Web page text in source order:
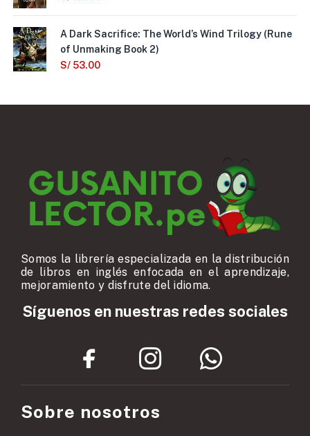
A Dark Sacrifice: The World’s Wind Trilogy (Rune
of Unmaking Book 2)
S/ 53.00
Somos la librería especializada en la distribución
de libros en inglés enfocada en el aprendizaje,
mejoramiento y disfrute del idioma.
Síguenos en nuestras redes sociales
Sobre nosotros